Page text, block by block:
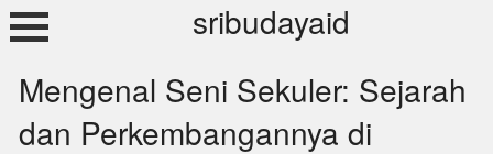
Skip
to
sribudayaid
Mengenal Seni Sekuler: Sejarah
dan Perkembangannya di